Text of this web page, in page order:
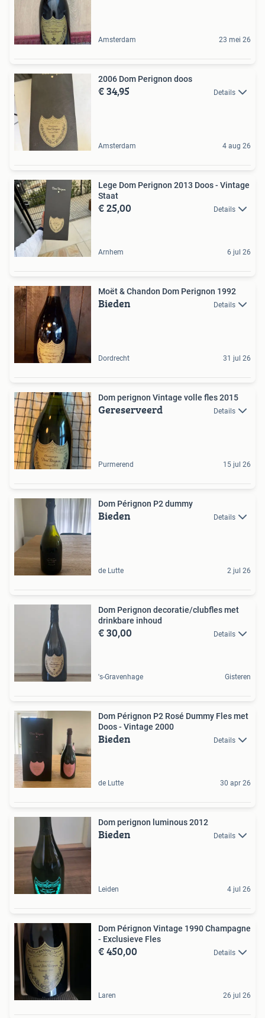
Amsterdam 23 mei 26
2006 Dom Perignon doos
€ 34,95 Details
Amsterdam 4 aug 26
Lege Dom Perignon 2013 Doos - Vintage
Staat
€ 25,00 Details
Arnhem 6 jul 26
Moët & Chandon Dom Perignon 1992
Bieden Details
Dordrecht 31 jul 26
Dom perignon Vintage volle fles 2015
Gereserveerd Details
Purmerend 15 jul 26
Dom Pérignon P2 dummy
Bieden Details
de Lutte 2 jul 26
Dom Perignon decoratie/clubfles met
drinkbare inhoud
€ 30,00 Details
's-Gravenhage Gisteren
Dom Pérignon P2 Rosé Dummy Fles met
Doos - Vintage 2000
Bieden Details
de Lutte 30 apr 26
Dom perignon luminous 2012
Bieden Details
Leiden 4 jul 26
Dom Pérignon Vintage 1990 Champagne
- Exclusieve Fles
€ 450,00 Details
Laren 26 jul 26